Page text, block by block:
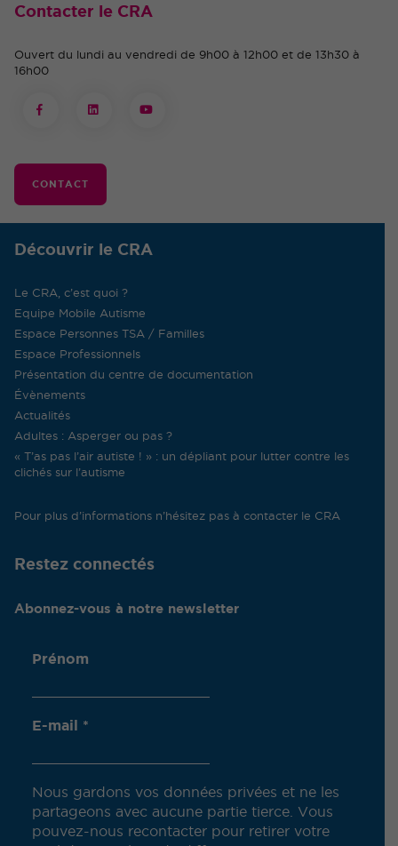
Contacter le CRA
Ouvert du lundi au vendredi de 9h00 à 12h00 et de 13h30 à
16h00
CONTACT
Découvrir le CRA
Le CRA, c’est quoi ?
Equipe Mobile Autisme
Espace Personnes TSA / Familles
Espace Professionnels
Présentation du centre de documentation
Évènements
Actualités
Adultes : Asperger ou pas ?
« T’as pas l’air autiste ! » : un dépliant pour lutter contre les
clichés sur l’autisme
Pour plus d’informations n’hésitez pas à contacter le CRA
Restez connectés
Abonnez-vous à notre newsletter
Prénom
E-mail *
Nous gardons vos données privées et ne les
partageons avec aucune partie tierce. Vous
pouvez-nous recontacter pour retirer votre